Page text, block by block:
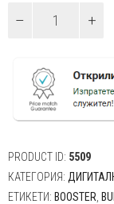
Booster
Добавка
за
500г.
PRODUCT ID: 5509
КАТЕГОРИЯ:
ЕТИКЕТИ: BOOSTER